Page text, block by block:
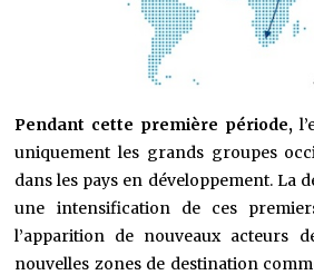
Pendant cette première période,
uniquement les grands groupes
dans les pays en développement. La
une intensification de ces
l’apparition de nouveaux acteurs
nouvelles zones de destination